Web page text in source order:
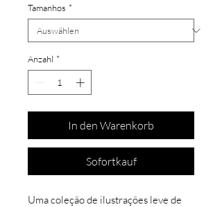
Tamanhos *
Anzahl *
In den Warenkorb
Sofortkauf
Uma coleção de ilustrações leve de